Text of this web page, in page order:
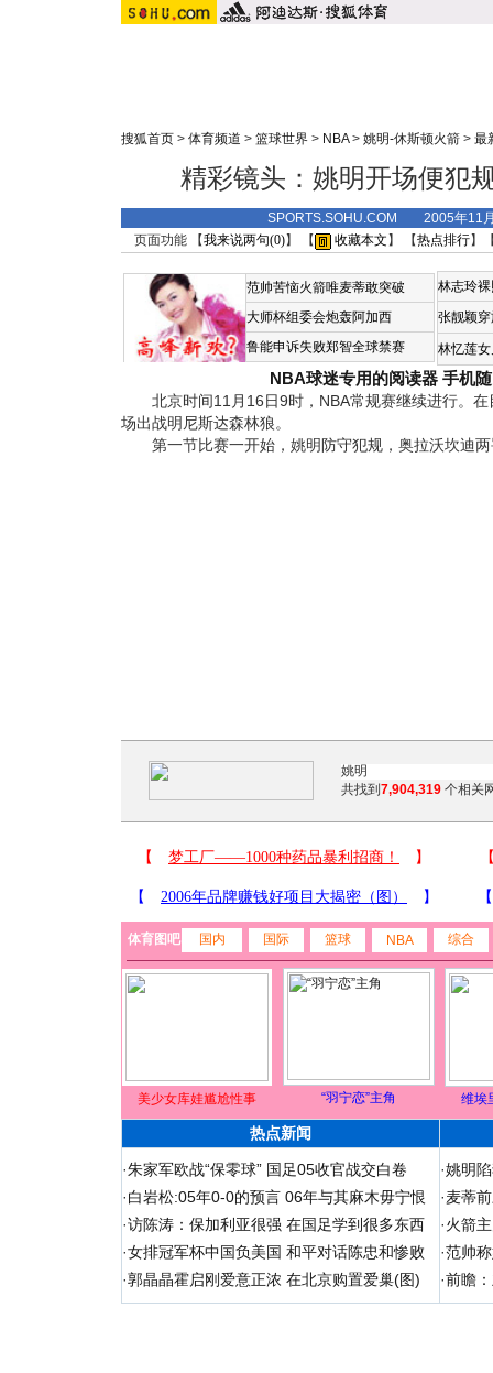
搜狐首页 > 体育频道 > 篮球世界 > NBA> 姚明-休斯顿火箭 > 最
精彩镜头：姚明开场便犯
SPORTS.SOHU.COM 2005年11
页面功能 【我来说两句(0)】 【 收藏本文 】 【热点排行】
范帅苦恼火箭唯麦蒂敢突破
大师杯组委会炮轰阿加西
鲁能申诉失败郑智全球禁赛
林志玲
张靓颖
林忆莲
NBA球迷专用的阅读器 手机
北京时间11月16日9时，NBA常规赛继续进行。在
场出战明尼斯达森林狼。
第一节比赛一开始，姚明防守犯规，奥拉沃坎迪两
共找到 7,904,319 个相关
体育图吧 国内 国际 篮球 NBA 综合
美少女库娃尴尬性事 “羽宁恋”主角 维埃
热点新闻
·朱家军欧战“保零球” 国足05收官战交白卷
·白岩松:05年0-0的预言 06年与其麻木毋宁恨
·访陈涛：保加利亚很强 在国足学到很多东西
·女排冠军杯中国负美国 和平对话陈忠和惨败
·郭晶晶霍启刚爱意正浓 在北京购置爱巢(图)
·姚明
·麦蒂
·火箭
·范帅
·前瞻